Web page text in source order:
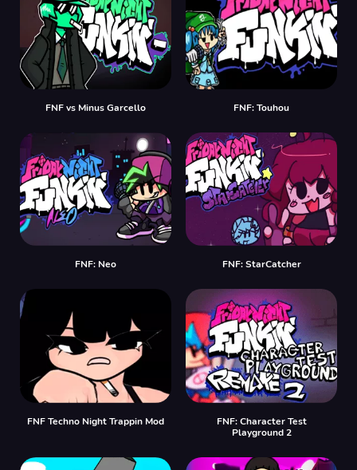
FNF vs Minus Garcello FNF: Touhou
FNF: Neo FNF: StarCatcher
FNF Techno Night Trappin Mod
FNF: Character Test
Playground 2